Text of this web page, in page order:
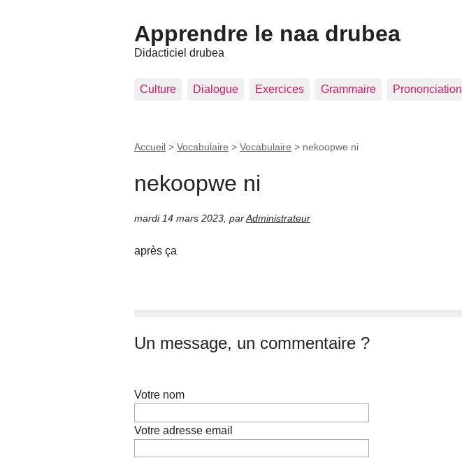
Apprendre le naa drubea
Didacticiel drubea
Culture Dialogue Exercices Grammaire Prononciation
Accueil > Vocabulaire > Vocabulaire > nekoopwe ni
nekoopwe ni
mardi 14 mars 2023 parAdministrateur
après ça
Un message, un commentaire ?
Votre nom
Votre adresse email